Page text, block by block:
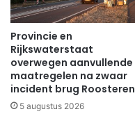
Provincie en
Rijkswaterstaat
overwegen aanvullende
maatregelen na zwaar
incident brug Roosteren
5 augustus 2026